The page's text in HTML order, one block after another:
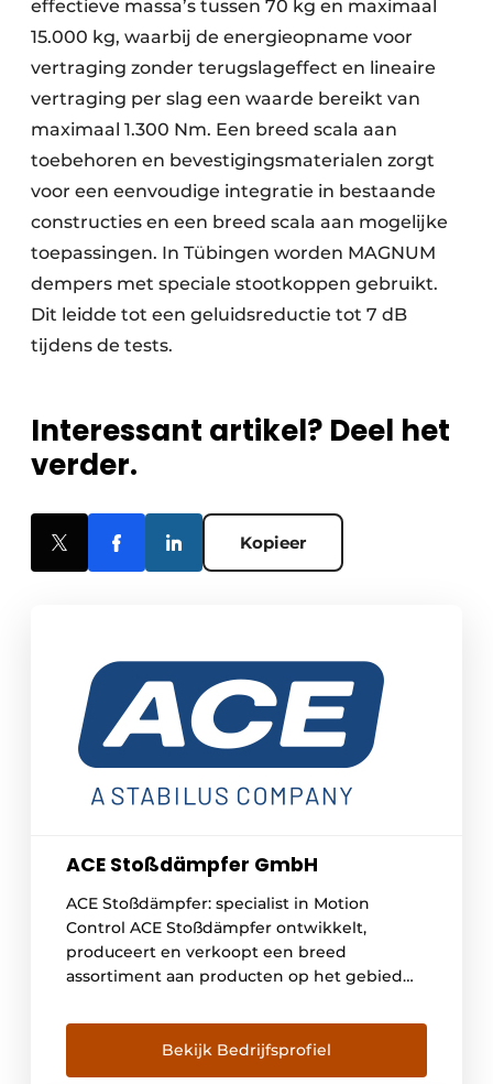
effectieve massa’s tussen 70 kg en maximaal
15.000 kg, waarbij de energieopname voor
vertraging zonder terugslageffect en lineaire
vertraging per slag een waarde bereikt van
maximaal 1.300 Nm. Een breed scala aan
toebehoren en bevestigingsmaterialen zorgt
voor een eenvoudige integratie in bestaande
constructies en een breed scala aan mogelijke
toepassingen. In Tübingen worden MAGNUM
dempers met speciale stootkoppen gebruikt.
Dit leidde tot een geluidsreductie tot 7 dB
tijdens de tests.
Interessant artikel? Deel het
verder.
Kopieer
ACE Stoßdämpfer GmbH
ACE Stoßdämpfer: specialist in Motion
Control ACE Stoßdämpfer ontwikkelt,
produceert en verkoopt een breed
assortiment aan producten op het gebied
en trillingsdemping. Ook voor
veiligheidsproducten kan men bij ACE
terecht. De producten van ACE worden bijna
Bekijk Bedrijfsprofiel